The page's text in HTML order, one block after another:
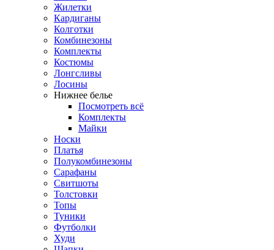
Жилетки
Кардиганы
Колготки
Комбинезоны
Комплекты
Костюмы
Лонгсливы
Лосины
Нижнее белье
Посмотреть всё
Комплекты
Майки
Носки
Платья
Полукомбинезоны
Сарафаны
Свитшоты
Толстовки
Топы
Туники
Футболки
Худи